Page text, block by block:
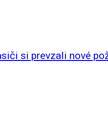
si prevzali nové